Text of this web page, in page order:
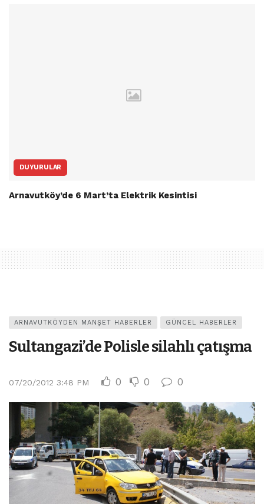
DUYURULAR
Arnavutköy’de 6 Mart’ta Elektrik Kesintisi
ARNAVUTKÖYDEN MANŞET HABERLER GÜNCEL HABERLER
Sultangazi’de Polisle silahlı çatışma
07/20/2012 3:48 PM 0 0 0